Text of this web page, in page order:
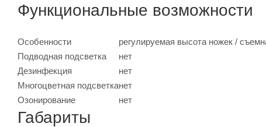
Функциональные возможности
Особенности
регулируемая высота ножек /
Подводная подсветка
нет
Дезинфекция
нет
Многоцветная подсветканет
Озонирование
нет
Габариты